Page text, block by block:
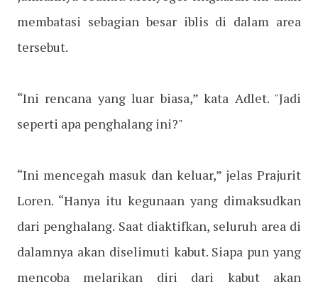
membatasi sebagian besar iblis di dalam area
tersebut.
“Ini rencana yang luar biasa,” kata Adlet. "Jadi
seperti apa penghalang ini?"
“Ini mencegah masuk dan keluar,” jelas Prajurit
Loren. “Hanya itu kegunaan yang dimaksudkan
dari penghalang. Saat diaktifkan, seluruh area di
dalamnya akan diselimuti kabut. Siapa pun yang
mencoba melarikan diri dari kabut akan